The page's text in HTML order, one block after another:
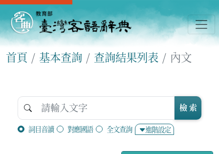
首頁 基本查詢 查詢結果列表 內文
詞目音讀 對應國語 全文查詢 進階設定
檢 索